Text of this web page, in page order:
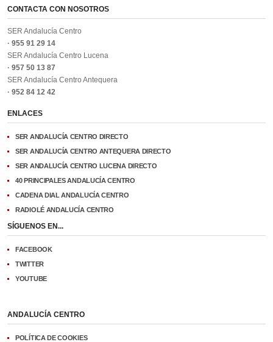
CONTACTA CON NOSOTROS
SER Andalucía Centro
· 955 91 29 14
SER Andalucía Centro Lucena
· 957 50 13 87
SER Andalucía Centro Antequera
· 952 84 12 42
ENLACES
SER ANDALUCÍA CENTRO DIRECTO
SER ANDALUCÍA CENTRO ANTEQUERA DIRECTO
SER ANDALUCÍA CENTRO LUCENA DIRECTO
40 PRINCIPALES ANDALUCÍA CENTRO
CADENA DIAL ANDALUCÍA CENTRO
RADIOLÉ ANDALUCÍA CENTRO
SÍGUENOS EN...
FACEBOOK
TWITTER
YOUTUBE
ANDALUCÍA CENTRO
POLÍTICA DE COOKIES